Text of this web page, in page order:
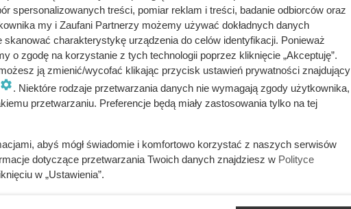
nich wspomina. „Teresa” należy właśnie do tej grupy.
połowie 2025 roku urodziły się tylko 34 małe Tereski. To
imię to nadano zaledwie 33 razy, ale wciąż jest to kropla w
czy szkolnej grupie można było spotkać
się niemal całkowicie zapomniane.
trzyma się kupy. Ten szczegół zdradza wszystko
spersonalizowanych treści, pomiar reklam i treści, badanie odbiorców oraz
my i Zaufani Partnerzy możemy używać dokładnych danych
charakterystykę urządzenia do celów identyfikacji. Ponieważ
o zgodę na korzystanie z tych technologii poprzez kliknięcie „Akceptuję”.
ją zmienić/wycofać klikając przycisk ustawień prywatności znajdujący
. Niektóre rodzaje przetwarzania danych nie wymagają zgody użytkownika,
przetwarzaniu. Preferencje będą miały zastosowania tylko na tej
abyś mógł świadomie i komfortowo korzystać z naszych serwisów
dotyczące przetwarzania Twoich danych znajdziesz w Polityce
w „Ustawienia”.